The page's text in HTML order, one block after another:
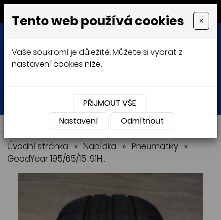
MENU
Přihlásit Košík
NABÍDKA
Úvodní stránka » Nabídka » Pneumatiky »
GoodYear 195/65/15 .91H,.
Tento web používá cookies ×
Vaše soukromí je důležité. Můžete si vybrat z
nastavení cookies níže.
PŘIJMOUT VŠE
Nastavení
Odmítnout